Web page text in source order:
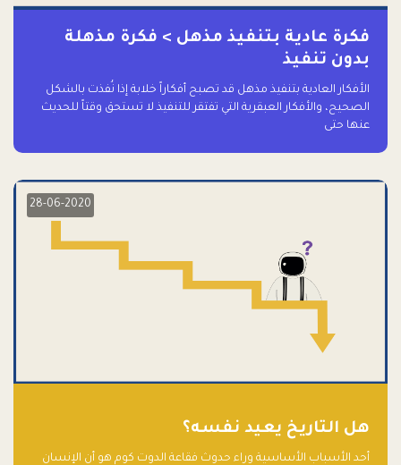
فكرة عادية بتنفيذ مذهل > فكرة مذهلة
بدون تنفيذ
الأفكار العادية بتنفيذ مذهل قد تصبح أفكاراً خلابة إذا نُفذت بالشكل
الصحيح، والأفكار العبقرية التي تفتقر للتنفيذ لا تستحق وقتاً للحديث
عنها حتى
28-06-2020
هل التاريخ يعيد نفسه؟
أحد الأسباب الأساسية وراء حدوث فقاعة الدوت كوم هو أن الإنسان